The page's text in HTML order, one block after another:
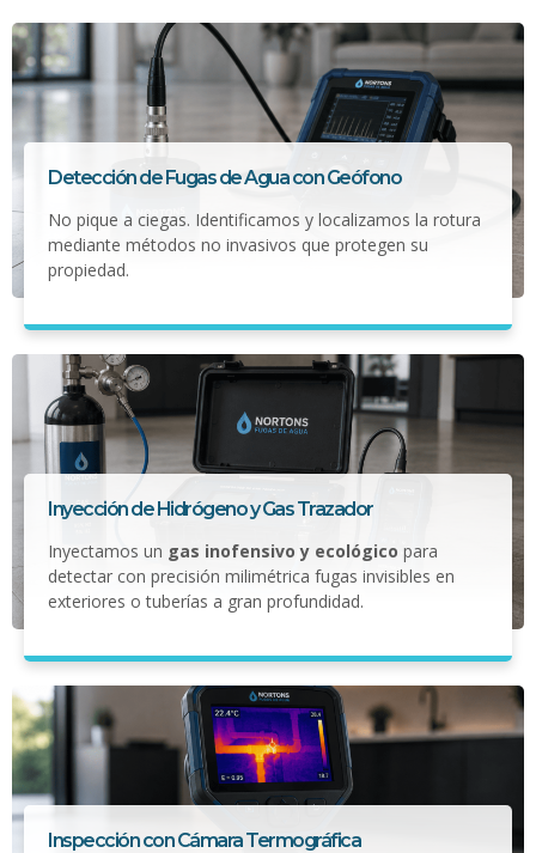
Detección de Fugas de Agua con Geófono
No pique a ciegas. Identificamos y localizamos la rotura
mediante métodos no invasivos que protegen su
propiedad.
Inyección de Hidrógeno y Gas Trazador
Inyectamos un gas inofensivo y ecológico para
detectar con precisión milimétrica fugas invisibles en
exteriores o tuberías a gran profundidad.
Inspección con Cámara Termográfica